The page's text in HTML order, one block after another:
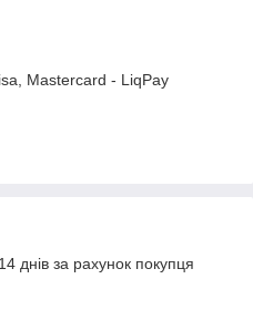
Mastercard - LiqPay
днів за рахунок покупця